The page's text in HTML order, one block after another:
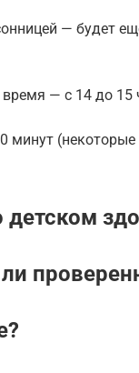
— будет
— с 14 до 15
детском